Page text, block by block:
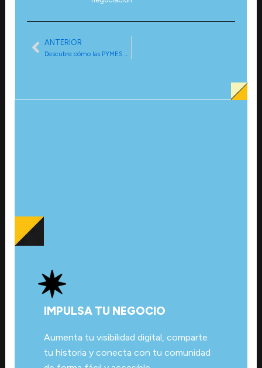
AntANTERIOR
IMPULSA TU NEGOCIO
Aumenta tu visibilidad digital, comparte
tu historia y conecta con tu comunidad